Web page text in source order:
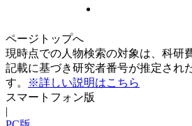
ページトップへ
現時点での人物検索の対象は、科研
記載に基づき研究者番号が推定され
す。
※詳しい説明はこちら
スマートフォン版
|